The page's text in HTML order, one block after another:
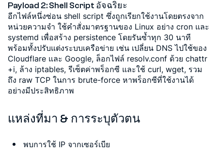
Payload 2: Shell Script อัจฉริยะ
อีกไฟล์หนึ่งซ่อน shell script ซึ่งถูกเรียกใช้งานโดยตรงจาก
หน่วยความจำ ใช้คำสั่งมาตรฐานของ Linux อย่าง cron และ
systemd เพื่อสร้าง persistence โดยรันซ้ำทุก 30 นาที
พร้อมทั้งปรับแต่งระบบเครือข่าย เช่น เปลี่ยน DNS ไปใช้ของ
Cloudflare และ Google, ล็อกไฟล์ resolv.conf ด้วย chattr
+i, ล้าง iptables, รีเซ็ตค่าพร็อกซี และใช้ curl, wget, รวม
ถึง raw TCP ในการ brute-force หาพร็อกซีที่ใช้งานได้
อย่างมีประสิทธิภาพ
แหล่งที่มา & การระบุตัวตน
พบการใช้ IP จากเซอร์เบีย